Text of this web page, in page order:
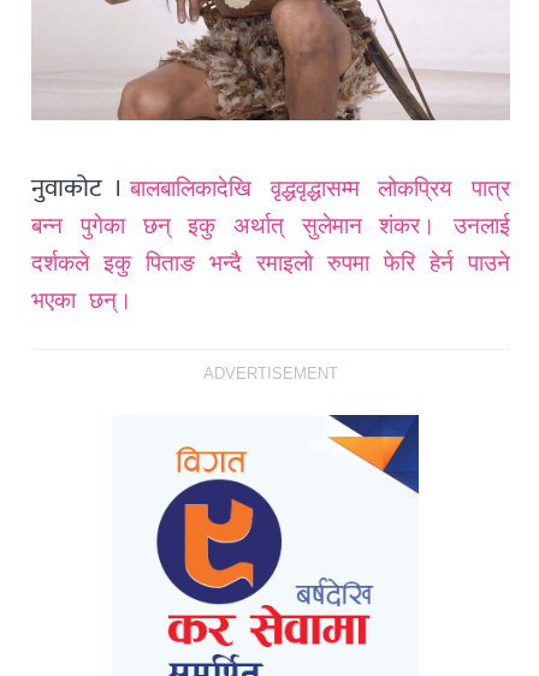
नुवाकोट ।बालबालिकादेखि वृद्धवृद्धासम्म लोकप्रिय पात्र
बन्न पुगेका छन् इकु अर्थात् सुलेमान शंकर। उनलाई
दर्शकले इकु पिताङ भन्दै रमाइलो रुपमा फेरि हेर्न पाउने
भएका छन्।
ADVERTISEMENT